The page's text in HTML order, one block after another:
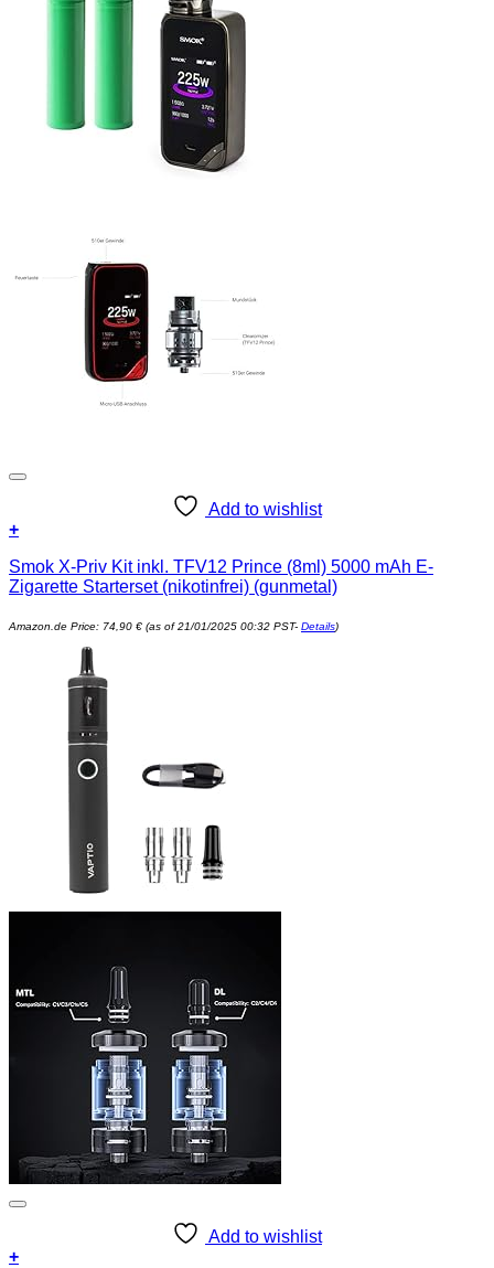
Add to wishlist
+
Smok X-Priv Kit inkl. TFV12 Prince (8ml) 5000 mAh E-
Zigarette Starterset (nikotinfrei) (gunmetal)
Amazon.de Price: 74,90 € (as of 21/01/2025 00:32 PST- Details)
Add to wishlist
+